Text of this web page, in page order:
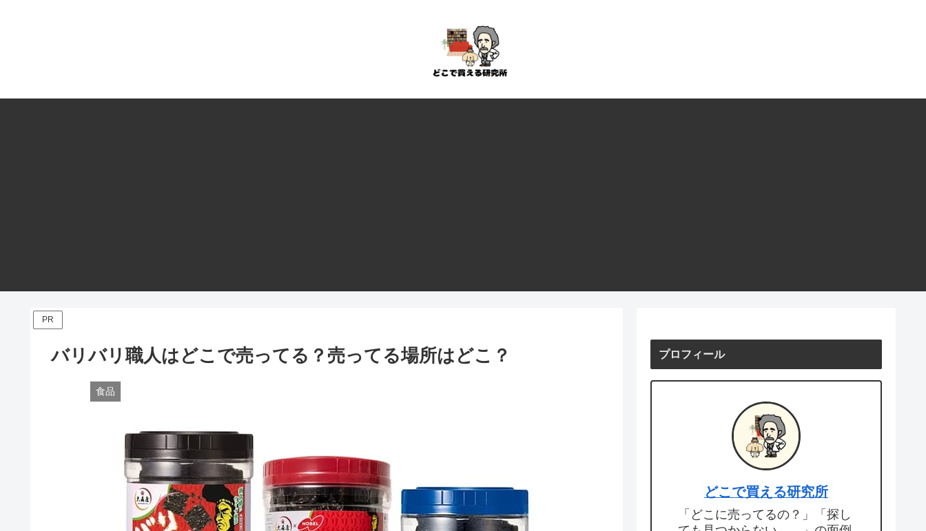
PR
バリバリ職人はどこで売ってる？売ってる場所はどこ？
食品
プロフィール
どこで買える研究所
「どこに売ってるの？」「探し